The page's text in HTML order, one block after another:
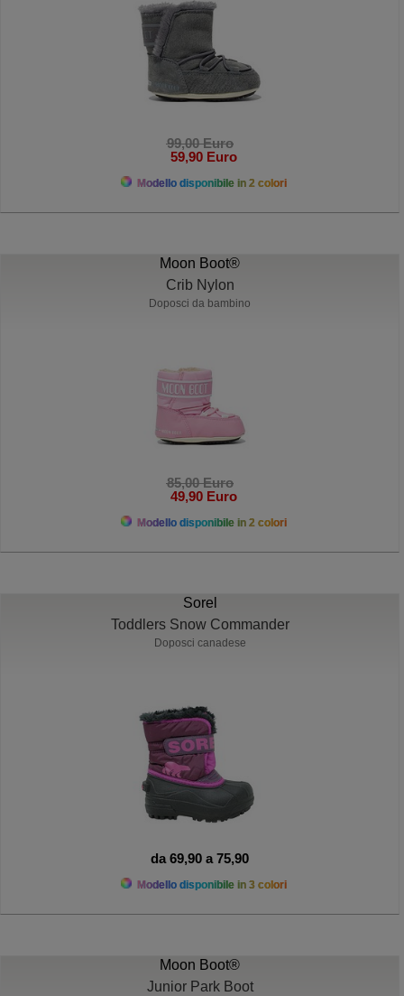
99,00 Euro
59,90 Euro
Modello disponibile in 2 colori
Moon Boot®
Crib Nylon
Doposci da bambino
85,00 Euro
49,90 Euro
Modello disponibile in 2 colori
Sorel
Toddlers Snow Commander
Doposci canadese
da 69,90 a 75,90
Modello disponibile in 3 colori
Moon Boot®
Junior Park Boot